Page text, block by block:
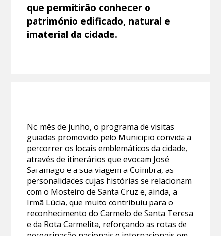
que permitirão conhecer o
património edificado, natural e
imaterial da cidade.
No mês de junho, o programa de visitas
guiadas promovido pelo Município convida a
percorrer os locais emblemáticos da cidade,
através de itinerários que evocam José
Saramago e a sua viagem a Coimbra, as
personalidades cujas histórias se relacionam
com o Mosteiro de Santa Cruz e, ainda, a
Irmã Lúcia, que muito contribuiu para o
reconhecimento do Carmelo de Santa Teresa
e da Rota Carmelita, reforçando as rotas de